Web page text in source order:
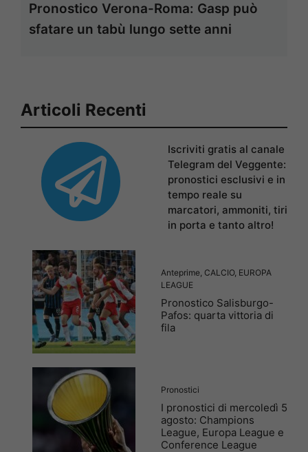
Pronostico Verona-Roma: Gasp può
sfatare un tabù lungo sette anni
Articoli Recenti
Iscriviti gratis al canale
Telegram del Veggente:
pronostici esclusivi e in
tempo reale su
marcatori, ammoniti, tiri
in porta e tanto altro!
Anteprime CALCIO, EUROPA
LEAGUE
Pronostico Salisburgo-
Pafos: quarta vittoria di
fila
Pronostici
I pronostici di mercoledì 5
agosto: Champions
League, Europa League e
Conference League